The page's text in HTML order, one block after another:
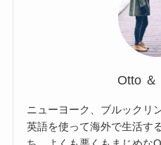
Otto ＆
ニューヨーク、ブルックリ
英語を使って海外で生活す